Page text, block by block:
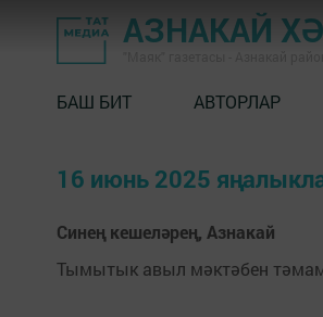
АЗНАКАЙ
БАШ БИТ АВТОРЛАР
16 июнь 2025
Синең кешеләрең, Азнакай
Тымытык авыл мәктәбен